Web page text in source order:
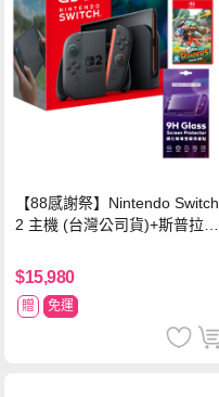
【88感謝祭】Nintendo Switch
2 主機 (台灣公司貨)+斯普拉遁
$15,980
贈 免運